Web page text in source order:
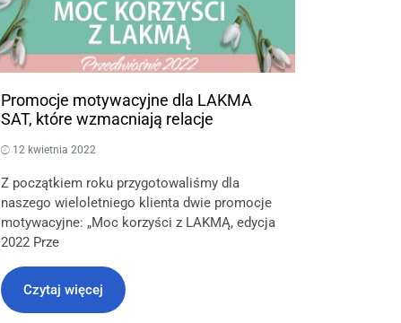
Promocje motywacyjne dla LAKMA
SAT, które wzmacniają relacje
12 kwietnia 2022
Z początkiem roku przygotowaliśmy dla
naszego wieloletniego klienta dwie promocje
motywacyjne: „Moc korzyści z LAKMĄ, edycja
2022 Prze
Czytaj więcej